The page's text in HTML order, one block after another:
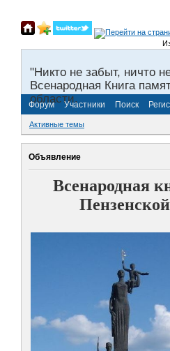
Из
"Никто не забыт, ничто
Всенародная Книга
области.
Форум Участники Поиск
Активные темы
Объявление
Всенародная